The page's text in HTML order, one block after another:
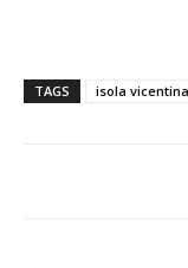
TAGS isola vicentina